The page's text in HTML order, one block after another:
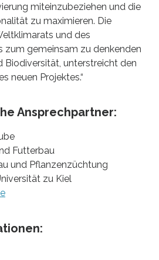
miteinzubeziehen und die
zu maximieren. Die
und des
zum gemeinsam zu denkenden
Biodiversität, unterstreicht den
neuen Projektes.“
Ansprechpartner:
Futterbau
und Pflanzenzüchtung
zu Kiel